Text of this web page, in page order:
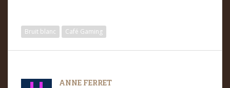
Bruit blanc Café Gaming
ANNE FERRET